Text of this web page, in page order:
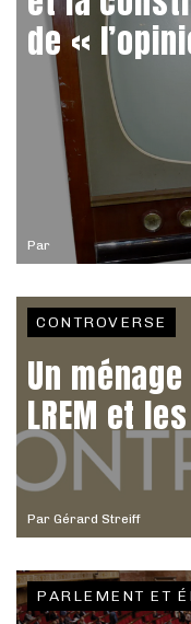
Par
de «
Par Gérard Streiff
CONTROVERSE
Un
LREM et
PARLEMENT ET